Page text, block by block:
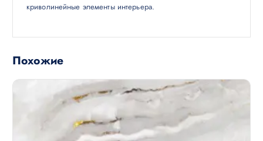
криволинейные элементы интерьера.
Похожие